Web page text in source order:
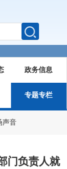
政务信息
专题专栏
声音
门负责人就